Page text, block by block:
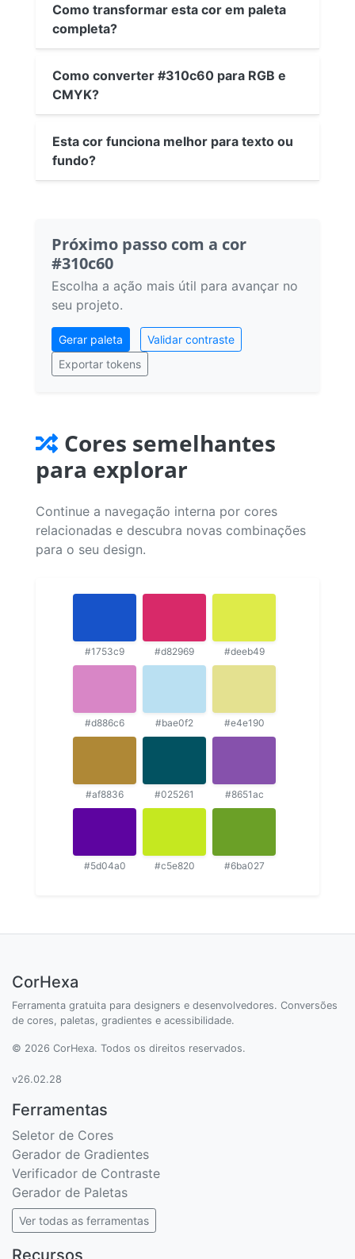
Como transformar esta cor em paleta
completa?
Como converter #310c60 para RGB e
CMYK?
Esta cor funciona melhor para texto ou
fundo?
Próximo passo com a cor
#310c60
Escolha a ação mais útil para avançar no
seu projeto.
Gerar paleta
Validar contraste
Exportar tokens
Cores semelhantes
para explorar
Continue a navegação interna por cores
relacionadas e descubra novas combinações
para o seu design.
#1753c9 #d82969 #deeb49
#d886c6 #bae0f2 #e4e190
#af8836 #025261 #8651ac
#5d04a0 #c5e820 #6ba027
CorHexa
Ferramenta gratuita para designers e desenvolvedores. Conversões
de cores, paletas, gradientes e acessibilidade.
© 2026 CorHexa. Todos os direitos reservados.
v26.02.28
Ferramentas
Seletor de Cores
Gerador de Gradientes
Verificador de Contraste
Gerador de Paletas
Ver todas as ferramentas
Recursos